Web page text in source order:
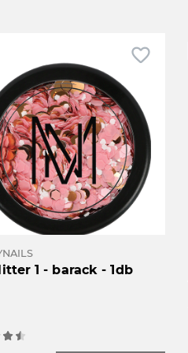
favorite_border
1 - barack - 1db